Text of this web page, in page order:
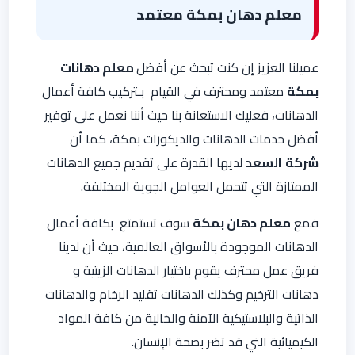
معلم دهان بمكة معتمد
عميلنا العزيز إن كنت تبحث عن أفضلمعلم دهانات
بمكة معتمد ومحترف في القيام بـتركيب كافة أعمال
الدهانات، فعليك الاستعانة بنا حيث أننا نعمل على توفير
أفضل خدمات الدهانات والديكورات بمكة، كما أن
شركة السعدلديها القدرة على تقديم جميع الدهانات
الممتازة التي تتحمل العوامل الجوية المختلفة.
فمعمعلم دهان بمكة سوف تستمتع بكافة أعمال
الدهانات الموجودة بالأسواق العالمية، حيث أن لدينا
فريق عمل محترف يقوم باختيار الدهانات الزيتية و
دهانات الترخيم وكذلك الدهانات تقليد الرخام والدهانات
الذاتية والبلاستيكية الآمنة والخالية من كافة المواد
الكيميائية التي قد تضر بصحة الإنسان.